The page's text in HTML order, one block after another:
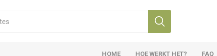
HOME HOE WERKT HET? FAQ